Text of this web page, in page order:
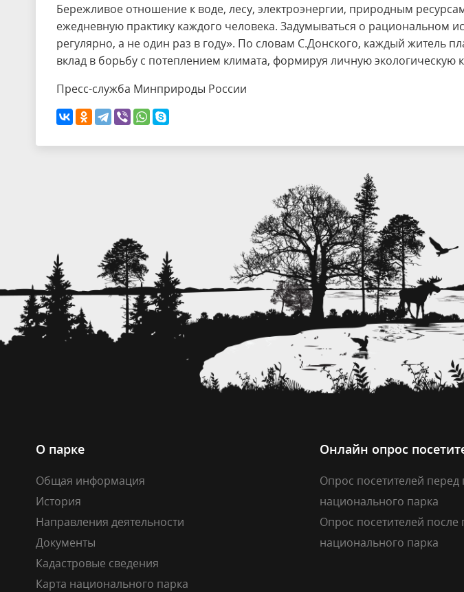
Бережливое отношение к воде, лесу, электроэнергии, природным
ежедневную практику каждого человека. Задумываться о рациональном
регулярно, а не один раз в году». По словам С.Донского, каждый житель
вклад в борьбу с потеплением климата, формируя личную экологическую
Пресс-служба Минприроды России
О парке
Общая информация
История
Направления деятельности
Документы
Кадастровые сведения
Карта национального парка
Онлайн опрос
Опрос посетителей
национального парка
Опрос посетителей
национального парка